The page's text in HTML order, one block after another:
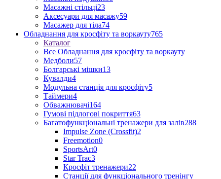
Масажні стільці23
Аксесуари для масажу59
Масажер для тіла74
Обладнання для кросфіту та воркауту765
Каталог
Все Обладнання для кросфіту та воркауту
Медболи57
Болгарські мішки13
Кувалди4
Модульна станція для кросфіту5
Таймери4
Обважнювачі164
Гумові підлогові покриття63
Багатофункціональні тренажери для залів288
Impulse Zone (Crossfit)2
Freemotion0
SportsArt0
Star Trac3
Кросфіт тренажери22
Станції для функціонального тренінгу